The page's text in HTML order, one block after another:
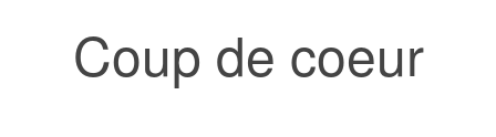
Coup de coeur